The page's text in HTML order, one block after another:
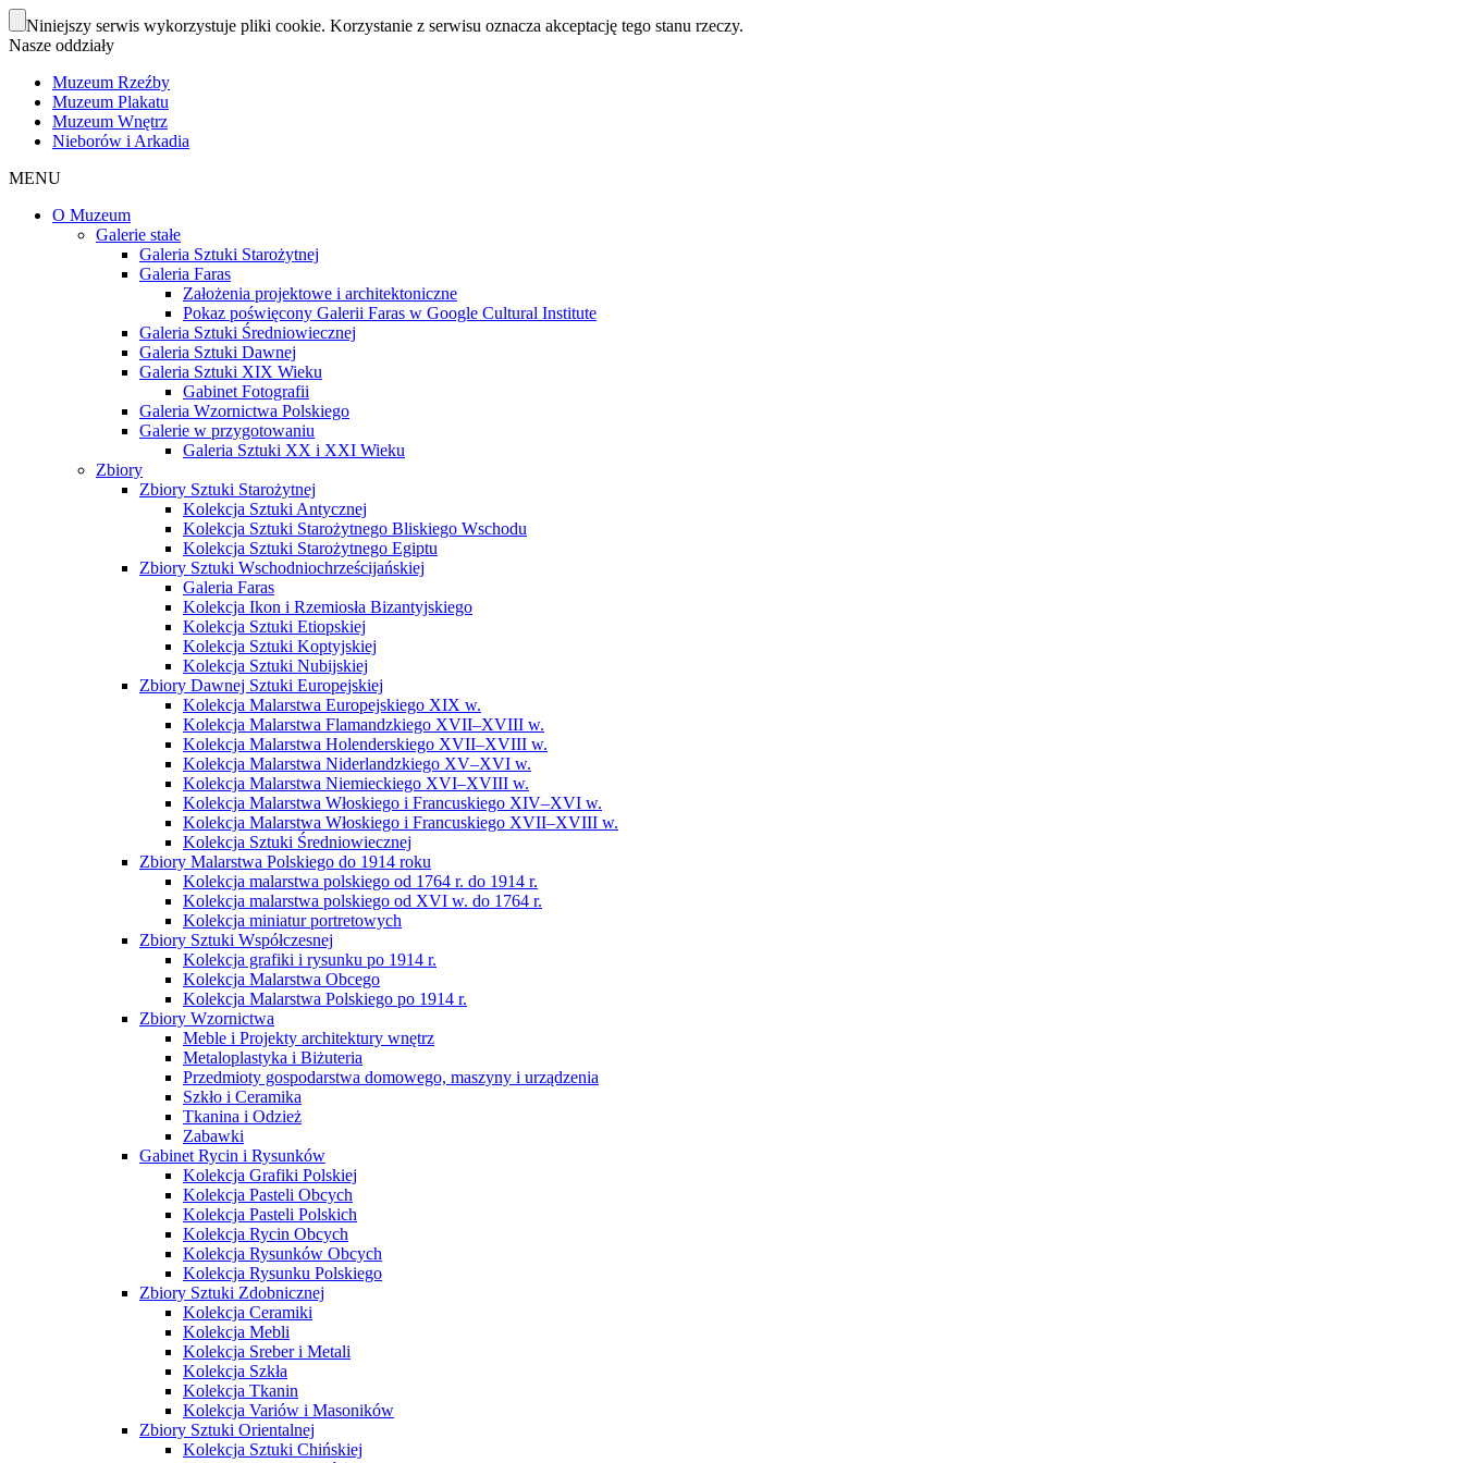
Niniejszy serwis wykorzystuje pliki cookie. Korzystanie z serwisu oznacza akceptację tego stanu rzeczy.
Nasze oddziały
Muzeum Rzeźby
Muzeum Plakatu
Muzeum Wnętrz
Nieborów i Arkadia
MENU
O Muzeum
Galerie stałe
Galeria Sztuki Starożytnej
Galeria Faras
Założenia projektowe i architektoniczne
Pokaz poświęcony Galerii Faras w Google Cultural Institute
Galeria Sztuki Średniowiecznej
Galeria Sztuki Dawnej
Galeria Sztuki XIX Wieku
Gabinet Fotografii
Galeria Wzornictwa Polskiego
Galerie w przygotowaniu
Galeria Sztuki XX i XXI Wieku
Zbiory
Zbiory Sztuki Starożytnej
Kolekcja Sztuki Antycznej
Kolekcja Sztuki Starożytnego Bliskiego Wschodu
Kolekcja Sztuki Starożytnego Egiptu
Zbiory Sztuki Wschodniochrześcijańskiej
Galeria Faras
Kolekcja Ikon i Rzemiosła Bizantyjskiego
Kolekcja Sztuki Etiopskiej
Kolekcja Sztuki Koptyjskiej
Kolekcja Sztuki Nubijskiej
Zbiory Dawnej Sztuki Europejskiej
Kolekcja Malarstwa Europejskiego XIX w.
Kolekcja Malarstwa Flamandzkiego XVII–XVIII w.
Kolekcja Malarstwa Holenderskiego XVII–XVIII w.
Kolekcja Malarstwa Niderlandzkiego XV–XVI w.
Kolekcja Malarstwa Niemieckiego XVI–XVIII w.
Kolekcja Malarstwa Włoskiego i Francuskiego XIV–XVI w.
Kolekcja Malarstwa Włoskiego i Francuskiego XVII–XVIII w.
Kolekcja Sztuki Średniowiecznej
Zbiory Malarstwa Polskiego do 1914 roku
Kolekcja malarstwa polskiego od 1764 r. do 1914 r.
Kolekcja malarstwa polskiego od XVI w. do 1764 r.
Kolekcja miniatur portretowych
Zbiory Sztuki Współczesnej
Kolekcja grafiki i rysunku po 1914 r.
Kolekcja Malarstwa Obcego
Kolekcja Malarstwa Polskiego po 1914 r.
Zbiory Wzornictwa
Meble i Projekty architektury wnętrz
Metaloplastyka i Biżuteria
Przedmioty gospodarstwa domowego, maszyny i urządzenia
Szkło i Ceramika
Tkanina i Odzież
Zabawki
Gabinet Rycin i Rysunków
Kolekcja Grafiki Polskiej
Kolekcja Pasteli Obcych
Kolekcja Pasteli Polskich
Kolekcja Rycin Obcych
Kolekcja Rysunków Obcych
Kolekcja Rysunku Polskiego
Zbiory Sztuki Zdobnicznej
Kolekcja Ceramiki
Kolekcja Mebli
Kolekcja Sreber i Metali
Kolekcja Szkła
Kolekcja Tkanin
Kolekcja Variów i Masoników
Zbiory Sztuki Orientalnej
Kolekcja Sztuki Chińskiej